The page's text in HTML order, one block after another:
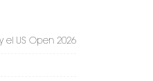
el US Open 2026